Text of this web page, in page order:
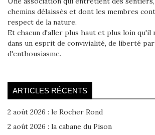
chemins délaissés et dont les membres
respect de la nature.
Et chacun d'aller plus haut et plus loin qu'il
dans un esprit de convivialité, de liberté
d'enthousiasme.
ARTICLES RÉCENTS
2 août 2026 : le Rocher Rond
2 août 2026 : la cabane du Pison